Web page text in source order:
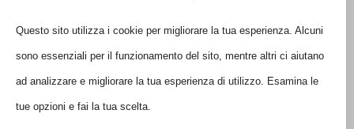
RAM KINGSTON DDR5 16GB 5600MHZ FURY BEAST
Questo sito utilizza i cookie per migliorare la tua esperienza. Alcuni
sono essenziali per il funzionamento del sito, mentre altri ci aiutano
ad analizzare e migliorare la tua esperienza di utilizzo. Esamina le
tue opzioni e fai la tua scelta.